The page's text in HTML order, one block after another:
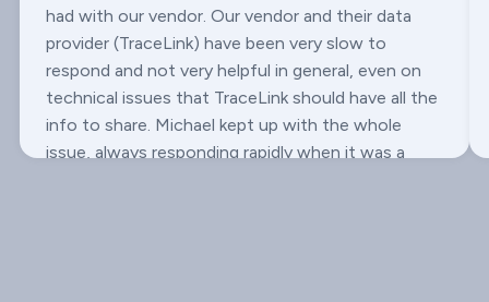
had with our vendor. Our vendor and their data
provider (TraceLink) have been very slow to
respond and not very helpful in general, even on
technical issues that TraceLink should have all the
info to share. Michael kept up with the whole
issue, always responding rapidly when it was a